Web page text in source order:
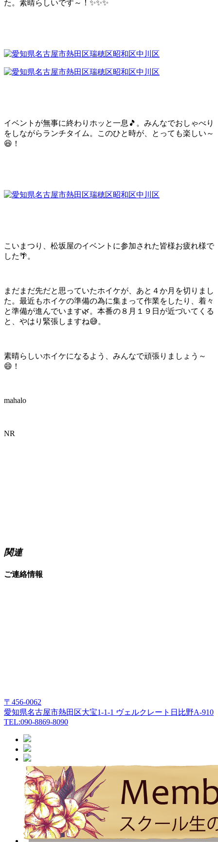
た。素晴らしいです～！✨✨✨
イベントが無事に終わりホッと一息🎵。みんなでおしゃべり
をしながらランチタイム。このひと時が、とっても楽しい～
😆！
こいまつり、松坂屋のイベントに参加された皆様お疲れ様で
した🌴。
まだまだ先だと思っていたホイケが、あと４か月を切りまし
た。最近もホイケの準備の為に集まって作業をしたり、着々
と準備が進んでいます🌿。本番の８月１９日が近づいてくる
と、やはり緊張しますね😅。
素晴らしいホイケになるよう、みんなで頑張りましょう～
😄！
mahalo
NR
関連
ご連絡情報
〒456-0062
愛知県名古屋市熱田区大宝1-1-1 ヴェルクレート日比野A-910
TEL:090-8869-8090